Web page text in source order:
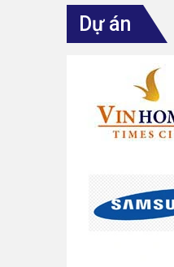
Dự án